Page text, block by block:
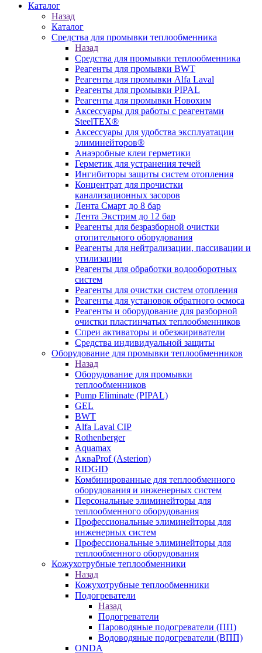
Каталог
Назад
Каталог
Средства для промывки теплообменника
Назад
Средства для промывки теплообменника
Реагенты для промывки BWT
Реагенты для промывки Alfa Laval
Реагенты для промывки PIPAL
Реагенты для промывки Новохим
Аксессуары для работы с реагентами
SteelTEX®
Аксессуары для удобства эксплуатации
элиминейторов®
Анаэробные клеи герметики
Герметик для устранения течей
Ингибиторы защиты систем отопления
Концентрат для прочистки
канализационных засоров
Лента Смарт до 8 бар
Лента Экстрим до 12 бар
Реагенты для безразборной очистки
отопительного оборудования
Реагенты для нейтрализации, пассивации и
утилизации
Реагенты для обработки водооборотных
систем
Реагенты для очистки систем отопления
Реагенты для установок обратного осмоса
Реагенты и оборудование для разборной
очистки пластинчатых теплообменников
Спреи активаторы и обезжириватели
Средства индивидуальной защиты
Оборудование для промывки теплообменников
Назад
Оборудование для промывки
теплообменников
Pump Eliminate (PIPAL)
GEL
BWT
Alfa Laval CIP
Rothenberger
Aquamax
АкваProf (Asterion)
RIDGID
Комбинированные для теплообменного
оборудования и инженерных систем
Персональные элиминейторы для
теплообменного оборудования
Профессиональные элиминейторы для
инженерных систем
Профессиональные элиминейторы для
теплообменного оборудования
Кожухотрубные теплообменники
Назад
Кожухотрубные теплообменники
Подогреватели
Назад
Подогреватели
Пароводяные подогреватели (ПП)
Водоводяные подогреватели (ВПП)
ONDA